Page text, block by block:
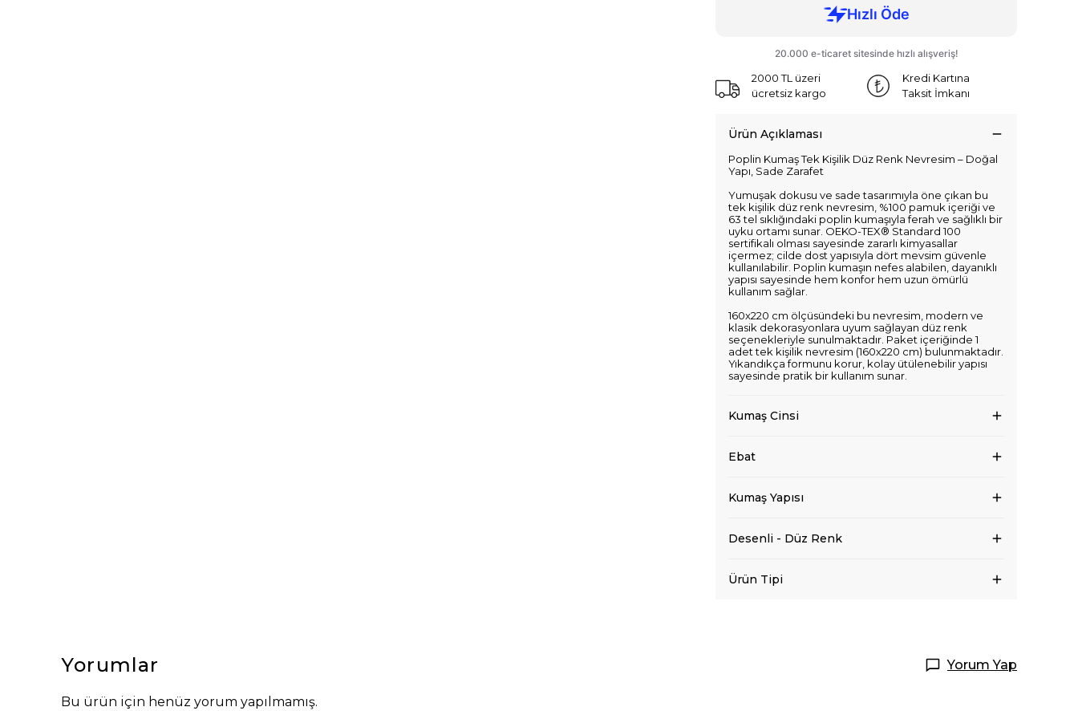
2000 TL üzeri
ücretsiz kargo
Kredi Kartına
Taksit İmkanı
Ürün Açıklaması
Poplin Kumaş Tek Kişilik Düz Renk Nevresim – Doğal
Yapı, Sade Zarafet
Yumuşak dokusu ve sade tasarımıyla öne çıkan bu
tek kişilik düz renk nevresim, %100 pamuk içeriği ve
63 tel sıklığındaki poplin kumaşıyla ferah ve sağlıklı bir
uyku ortamı sunar. OEKO-TEX® Standard 100
sertifikalı olması sayesinde zararlı kimyasallar
içermez; cilde dost yapısıyla dört mevsim güvenle
kullanılabilir. Poplin kumaşın nefes alabilen, dayanıklı
yapısı sayesinde hem konfor hem uzun ömürlü
kullanım sağlar.
160x220 cm ölçüsündeki bu nevresim, modern ve
klasik dekorasyonlara uyum sağlayan düz renk
seçenekleriyle sunulmaktadır. Paket içeriğinde 1
adet tek kişilik nevresim (160x220 cm) bulunmaktadır.
Yıkandıkça formunu korur, kolay ütülenebilir yapısı
sayesinde pratik bir kullanım sunar.
Kumaş Cinsi
Ebat
Kumaş Yapısı
Desenli - Düz Renk
Ürün Tipi
Yorumlar Yorum Yap
Bu ürün için henüz yorum yapılmamış.